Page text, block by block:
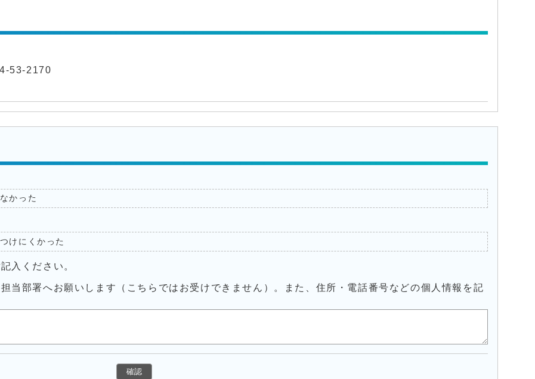
53-2170
かった
けにくかった
入ください。
当部署へお願いします（こちらではお受けできません）。また、住所・電話番号などの個人情報を記